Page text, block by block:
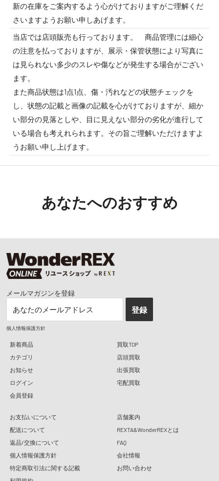
新の在庫をご案内するよう心がけておりますがご理解くだ
さいますようお願い申しあげます。
当店では店頭販売も行っております。 商品管理には細心
の注意を払っておりますが、展示・保管状態により写真に
は見られない多少のスレや傷などが発生する場合がござい
ます。
また商品状態は1点1点、傷・汚れなどの状態チェックを
し、状態の記載と画像の記載を心がけておりますが、細か
い部分の見落としや、目に見えない部分の劣化が進行して
いる場合も考えれられます。その旨ご理解いただけますよ
うお願い申し上げます。
あなたへのおすすめ
メールマガジンを登録
あなたのメールアドレス 登録
個人情報保護方針
新着商品
カテゴリ
お知らせ
ログイン
会員登録
買取TOP
店頭買取
出張買取
宅配買取
お支払いについて
配送について
返品/交換について
個人情報保護方針
特定商取引法に関する記載
店舗案内
REXTA&WonderREXとは
FAQ
会社情報
お問い合わせ